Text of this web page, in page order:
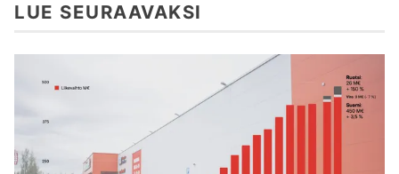
LUE SEURAAVAKSI